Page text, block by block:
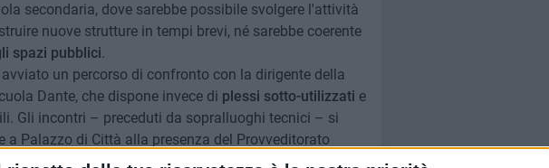
secondaria, dove sarebbe possibile svolgere l'attività
nuove strutture in tempi brevi, né sarebbe coerente
spazi pubblici.
un percorso di confronto con la dirigente della
Dante, che dispone invece di plessi sotto-utilizzati e
Gli incontri – preceduti da sopralluoghi tecnici – si
Palazzo di Città alla presenza del Provveditorato
Il verbale sottoscritto dalle parti rappresenta un